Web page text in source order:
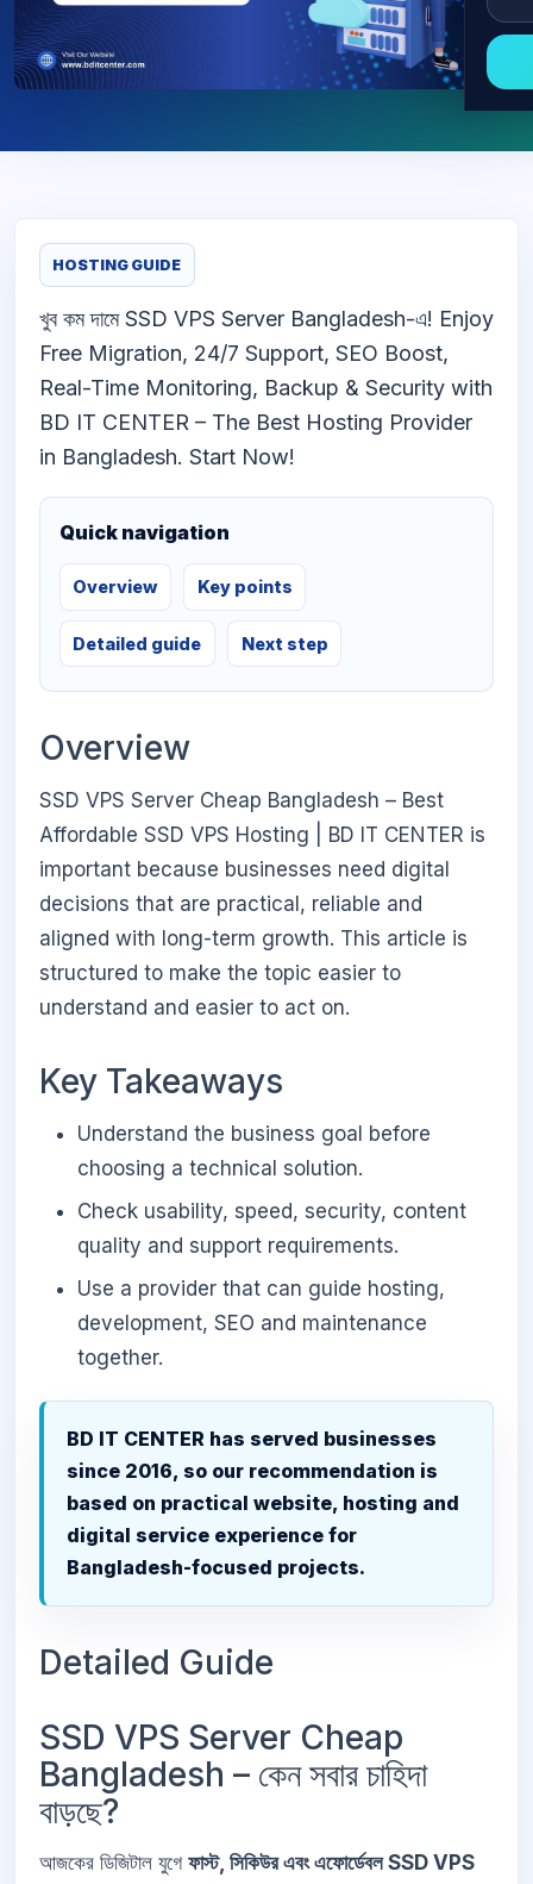
HOSTING GUIDE
খুব কম দামে SSD VPS Server Bangladesh-এ! Enjoy
Free Migration, 24/7 Support, SEO Boost,
Real-Time Monitoring, Backup & Security with
BD IT CENTER – The Best Hosting Provider
in Bangladesh. Start Now!
Quick navigation
Overview Key points
Detailed guide Next step
Overview
SSD VPS Server Cheap Bangladesh – Best
Affordable SSD VPS Hosting | BD IT CENTER is
important because businesses need digital
decisions that are practical, reliable and
aligned with long-term growth. This article is
structured to make the topic easier to
understand and easier to act on.
Key Takeaways
Understand the business goal before
choosing a technical solution.
Check usability, speed, security, content
quality and support requirements.
Use a provider that can guide hosting,
development, SEO and maintenance
together.
BD IT CENTER has served businesses
since 2016, so our recommendation is
based on practical website, hosting and
digital service experience for
Bangladesh-focused projects.
Detailed Guide
SSD VPS Server Cheap
Bangladesh – কেন সবার চাহিদা
বাড়ছে?
আজকের ডিজিটাল যুগে ফাস্ট, সিকিউর এবং এফোর্ডেবল SSD VPS